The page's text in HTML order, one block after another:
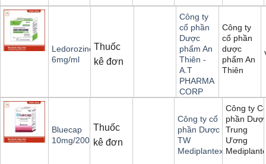
Ledorozine
6mg/ml
Thuốc
kê đơn
Công ty
cổ phần
Dược
phẩm An
Thiên -
A.T
PHARMA
CORP
Công ty
cổ phần
dược
phẩm An
Thiên
Bluecap
10mg/200mg
Thuốc
kê đơn
Công ty cổ
phần Dược
TW
Mediplantex
Công ty
phần
Trung
Ương